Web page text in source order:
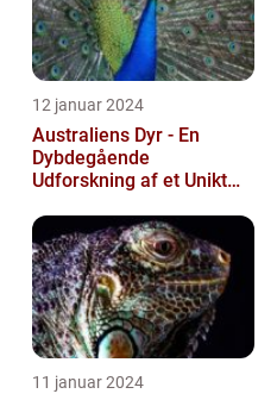
12 januar 2024
Australiens Dyr - En
Dybdegående
Udforskning af et Unikt
11 januar 2024